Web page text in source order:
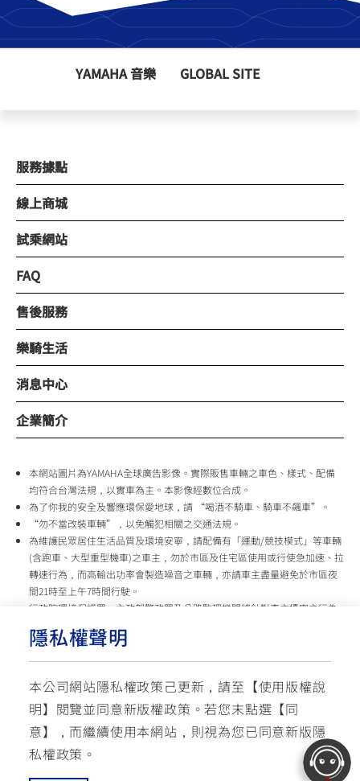
隱私權聲明
本公司網站隱私權政策己更新，請至【使用版權說
明】閱覽並同意新版權政策。 若您末點選【同
意】，而繼續使用本網站，則視為您已同意新版隱
私權政策。
YAMAHA 音樂 GLOBAL SITE
服務據點
線上商城
試乘網站
FAQ
售後服務
樂騎生活
消息中心
企業簡介
本網站圖片為YAMAHA全球廣告影像。實際販售車輛之車色、樣式、配備
均符合台灣法規，以實車為主。本影像經數位合成。
為了你我的安全及響應環保愛地球，請 “喝酒不騎車、騎車不飆車”。
“勿不當改裝車輛”，以免觸犯相關之交通法規。
為維護民眾居住生活品質及環境安寧，請配備有「運動/競技模式」等車輛
(含跑車、大型重型機車)之車主，勿於市區及住宅區使用或行使急加速、拉
轉速行為，而高輸出功率會製造噪音之車輛，亦請車主盡量避免於市區夜
間21時至上午7時間行駛。
行政院環境保護署、內政部警政署及公路監理機關將針對車主擾寧之行為
台灣山葉機車 關心您
使用版權說明 隱私權政策 交通安全入口網
☏ 免付費客服專線: 0800-631-680 ✉ 聯繫客服
每週一 ~ 五 08:00~12:10 / 13:00~16:40(國定假日與公司假日除外)
© YAMAHA MOTOR TAIWAN CO., LTD. All Rights Reserved.